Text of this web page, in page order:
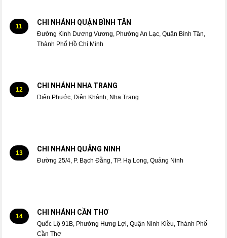
11 CHI NHÁNH QUẬN BÌNH TÂN
Đường Kinh Dương Vương, Phường An Lạc, Quận Bình Tân,
Thành Phố Hồ Chí Minh
12 CHI NHÁNH NHA TRANG
Diên Phước, Diên Khánh, Nha Trang
13 CHI NHÁNH QUẢNG NINH
Đường 25/4, P. Bạch Đằng, TP. Hạ Long, Quảng Ninh
14 CHI NHÁNH CẦN THƠ
Quốc Lộ 91B, Phường Hưng Lợi, Quận Ninh Kiều, Thành Phố
Cần Thơ